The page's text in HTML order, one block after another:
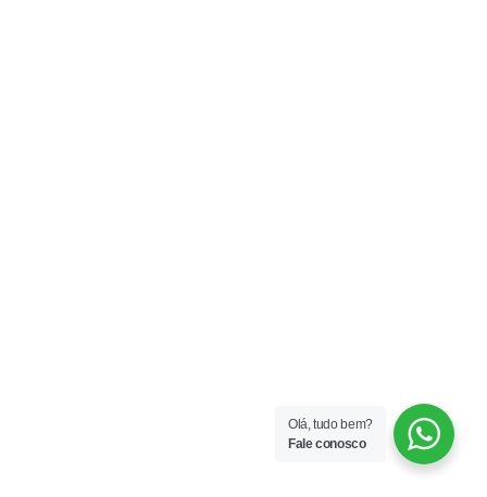
Olá, tudo bem?
Fale conosco